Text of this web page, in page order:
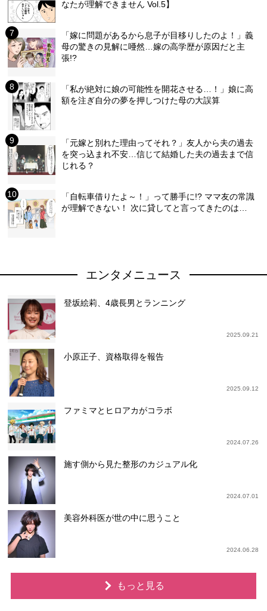
なたが理解できません Vol.5】
「嫁に問題があるから息子が目移りしたのよ！」義
母の驚きの見解に唖然…嫁の高学歴が原因だと主
張!?
「私が絶対に娘の可能性を開花させる…！」娘に高
額を注ぎ自分の夢を押しつけた母の大誤算
「元嫁と別れた理由ってそれ？」友人から夫の過去
を突っ込まれ不安…信じて結婚した夫の過去まで信
じれる？
「自転車借りたよ～！」って勝手に!? ママ友の常識
が理解できない！ 次に貸してと言ってきたのは…
エンタメニュース
登坂絵莉、4歳長男とランニング
2025.09.21
小原正子、資格取得を報告
2025.09.12
ファミマとヒロアカがコラボ
2024.07.26
施す側から見た整形のカジュアル化
2024.07.01
美容外科医が世の中に思うこと
2024.06.28
もっと見る